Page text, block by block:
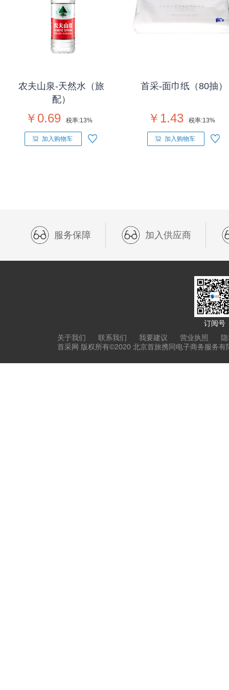
农夫山泉-天然水（旅
配）
￥0.69 税率:13%
加入购物车
首采-面巾纸（80抽）
￥1.43 税率:13%
加入购物车
服务保障 加入供应商
订阅号
关于我们
联系我们 我要建议 营业执照
首采网 版权所有©2020 北京首旅携同电子商务服务有